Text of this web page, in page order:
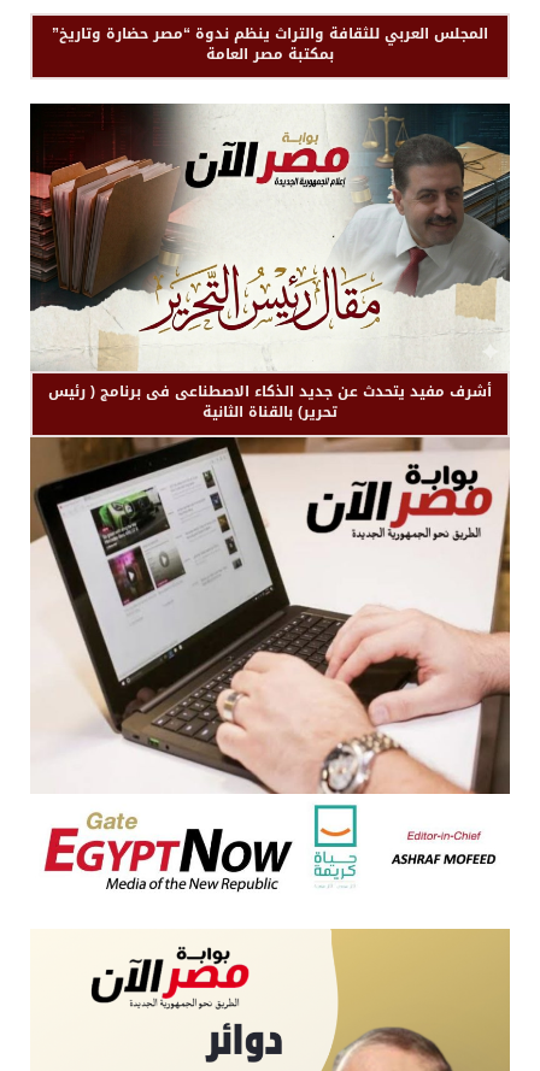
المجلس العربي للثقافة والتراث ينظم ندوة “مصر حضارة وتاريخ”
بمكتبة مصر العامة
أشرف مفيد يتحدث عن جديد الذكاء الاصطناعى فى برنامج ( رئيس
تحرير) بالقناة الثانية